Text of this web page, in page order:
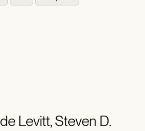
Levitt, Steven D.